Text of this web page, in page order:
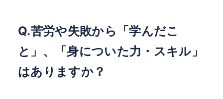
Q.苦労や失敗から「学んだこ
と」、「身についた力・スキル」
はありますか？